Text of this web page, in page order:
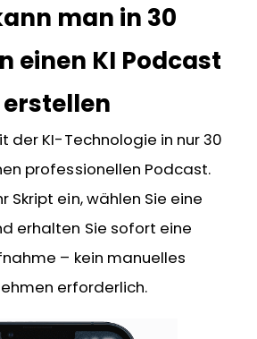
man in 30
einen KI Podcast
erstellen
der KI-Technologie in nur 30
professionellen Podcast.
Skript ein, wählen Sie eine
erhalten Sie sofort eine
– kein manuelles
erforderlich.